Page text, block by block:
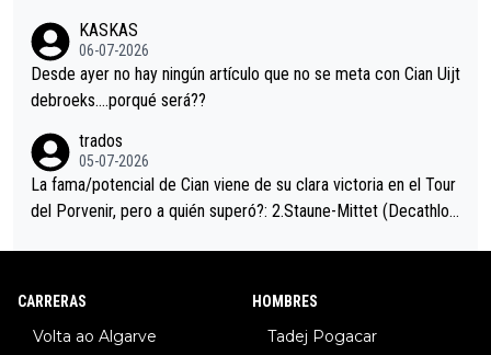
eta, a ver si por querer poner a Del Toro con calzador en posi
ción de podio UAE y Pojacar se van complicar el tour.
KASKAS
06-07-2026
Desde ayer no hay ningún artículo que no se meta con Cian Uijt
debroeks….porqué será??
trados
05-07-2026
La fama/potencial de Cian viene de su clara victoria en el Tour
del Porvenir, pero a quién superó?: 2.Staune-Mittet (Decathlon,
8.Lenny Martinez (Bahrein), 9. Van Belle (Visma), 10. Vacek (Li
CARRERAS
Volta ao Algarve
HOMBRES
Tadej Pogacar